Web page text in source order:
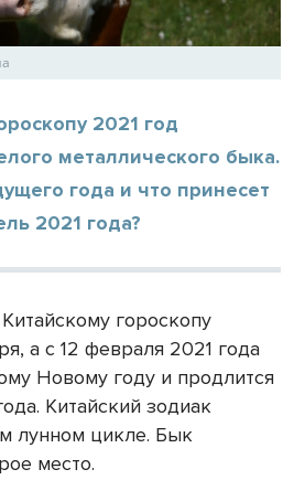
2021 год
металлического быка.
года и что принесет
2021 года?
гороскопу
а с 12 февраля 2021 года
Новому году и продлится
Китайский зодиак
лунном цикле. Бык
место.